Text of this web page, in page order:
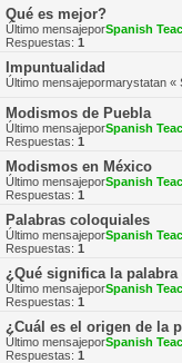
Qué es mejor?
Último mensajeporSpanish
Respuestas: 1
Impuntualidad
Último mensajepormarystatan «
Modismos de Puebla
Último mensajeporSpanish
Respuestas: 1
Modismos en México
Último mensajeporSpanish
Respuestas: 1
Palabras coloquiales
Último mensajeporSpanish
Respuestas: 1
¿Qué significa la palabra
Último mensajeporSpanish
Respuestas: 1
¿Cuál es el origen de la
Último mensajeporSpanish
Respuestas: 1